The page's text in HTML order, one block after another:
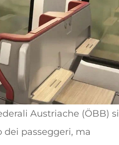
Austriache (ÖBB) si
passeggeri, ma